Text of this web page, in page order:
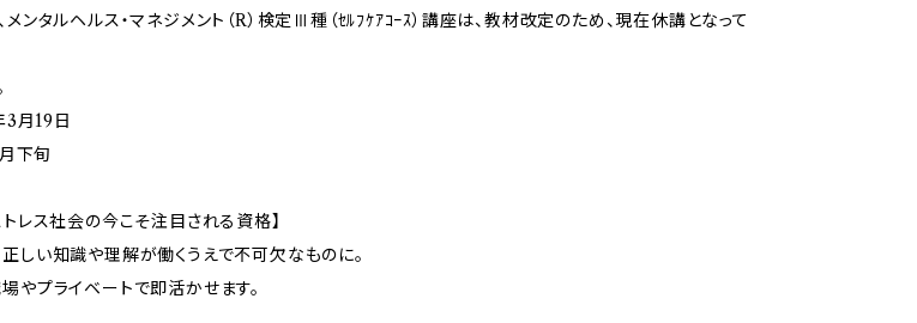
メンタルヘルス・マネジメント（R）検定Ⅲ種（ｾﾙﾌｹｱｺｰｽ）講座は、教材改定のため、現在休講となって
3月19日
下旬
トレス社会の今こそ注目される資格】
しい知識や理解が働くうえで不可欠なものに。
やプライベートで即活かせます。